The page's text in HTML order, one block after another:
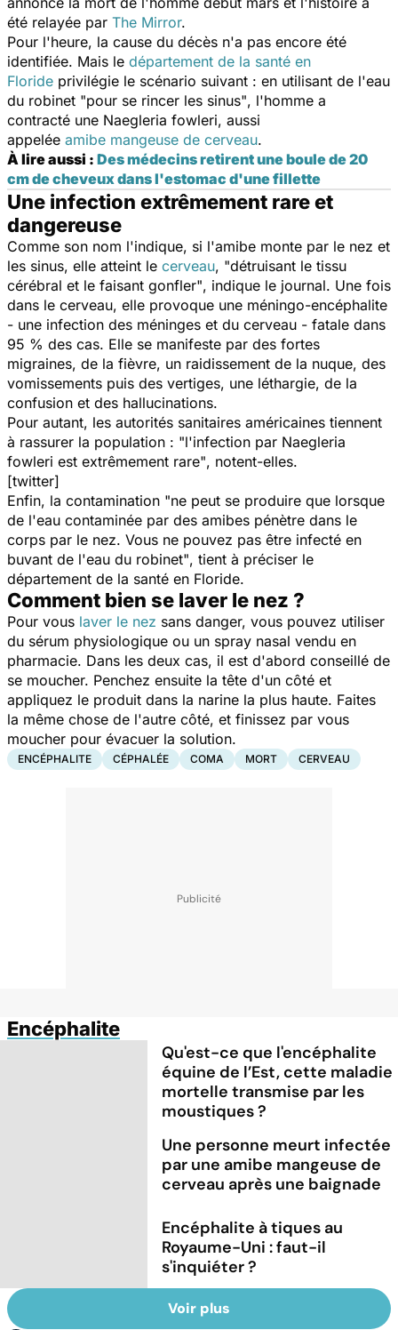
été relayée par The Mirror.
Pour l'heure, la cause du décès n'a pas encore été
identifiée. Mais le département de la santé en
Floride privilégie le scénario suivant : en utilisant de l'eau
du robinet "pour se rincer les sinus", l'homme a
contracté une Naegleria fowleri, aussi
appelée amibe mangeuse de cerveau.
À lire aussi : Des médecins retirent une boule de 20
cm de cheveux dans l'estomac d'une fillette
Une infection extrêmement rare et
dangereuse
Comme son nom l'indique, si l'amibe monte par le nez et
les sinus, elle atteint le cerveau, "détruisant le tissu
cérébral et le faisant gonfler", indique le journal. Une fois
dans le cerveau, elle provoque une méningo-encéphalite
- une infection des méninges et du cerveau - fatale dans
95 % des cas. Elle se manifeste par des fortes
migraines, de la fièvre, un raidissement de la nuque, des
vomissements puis des vertiges, une léthargie, de la
confusion et des hallucinations.
Pour autant, les autorités sanitaires américaines tiennent
à rassurer la population : "l'infection par Naegleria
fowleri est extrêmement rare", notent-elles.
[twitter]
Enfin, la contamination "ne peut se produire que lorsque
de l'eau contaminée par des amibes pénètre dans le
corps par le nez. Vous ne pouvez pas être infecté en
buvant de l'eau du robinet", tient à préciser le
département de la santé en Floride.
Comment bien se laver le nez ?
Pour vous laver le nez sans danger, vous pouvez utiliser
du sérum physiologique ou un spray nasal vendu en
pharmacie. Dans les deux cas, il est d'abord conseillé de
se moucher. Penchez ensuite la tête d'un côté et
appliquez le produit dans la narine la plus haute. Faites
la même chose de l'autre côté, et finissez par vous
moucher pour évacuer la solution.
ENCÉPHALITE CÉPHALÉE COMA MORT CERVEAU
Encéphalite
Qu'est-ce que l'encéphalite
équine de l’Est, cette maladie
mortelle transmise par les
moustiques ?
Une personne meurt infectée
par une amibe mangeuse de
cerveau après une baignade
Encéphalite à tiques au
Royaume-Uni : faut-il
s'inquiéter ?
Voir plus